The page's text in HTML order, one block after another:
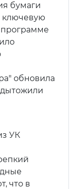
бумаги
программе
обновила
УК
что в